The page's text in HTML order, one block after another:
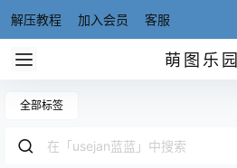
解压教程 加入会员 客服
萌图乐园
全部标签